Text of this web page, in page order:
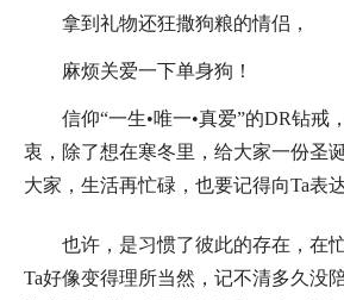
拿到礼物还狂撒狗粮的情侣，
麻烦关爱一下单身狗！
信仰“一生•唯一•真爱”的DR钻戒
衷，除了想在寒冬里，给大家一份圣
大家，生活再忙碌，也要记得向Ta表
也许，是习惯了彼此的存在，在
Ta好像变得理所当然，记不清多久没